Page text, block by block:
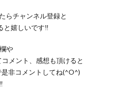
らチャンネル登録と
と嬉しいです‼︎
や
メント、感想も頂けると
非コメントしてね(^O^)